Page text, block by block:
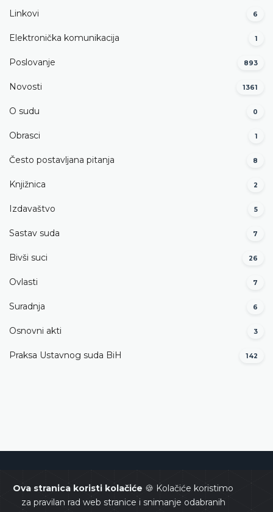
Ova stranica koristi kolačiće 🍪 Kolačiće koristimo
za pravilan rad web stranice i snimanje odabranih
Linkovi 6
Elektronička komunikacija 1
Poslovanje 893
Novosti 1361
O sudu 0
Obrasci 1
Često postavljana pitanja 8
Knjižnica 2
Izdavaštvo 5
Sastav suda 7
Bivši suci 26
Ovlasti 7
Suradnja 6
Osnovni akti 3
Praksa Ustavnog suda BiH 142